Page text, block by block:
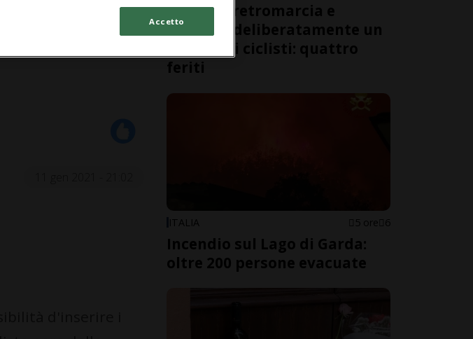
Mette la retromarcia e
travolge deliberatamente un
gruppo di ciclisti: quattro
feriti
ITALIA 5 ore 6
Incendio sul Lago di Garda:
oltre 200 persone evacuate
Accetto